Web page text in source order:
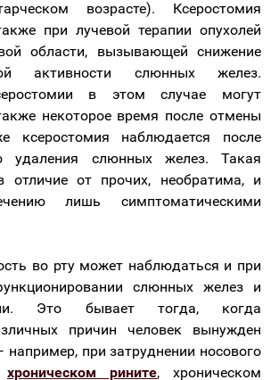
возрасте). Ксеростомия
при лучевой терапии опухолей
области, вызывающей снижение
активности слюнных желез.
в этом случае могут
некоторое время после отмены
ксеростомия наблюдается после
удаления слюнных желез. Такая
отличие от прочих, необратима, и
лишь симптоматическими
во рту может наблюдаться и при
слюнных желез и
Это бывает тогда, когда
причин человек вынужден
при затруднении носового
хроническом рините, хроническом